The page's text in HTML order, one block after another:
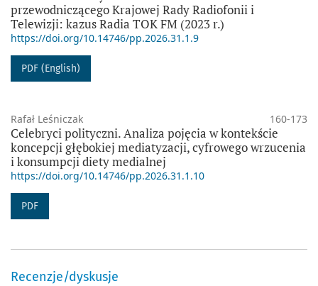
przewodniczącego Krajowej Rady Radiofonii i
Telewizji: kazus Radia TOK FM (2023 r.)
https://doi.org/10.14746/pp.2026.31.1.9
PDF (English)
Rafał Leśniczak 160-173
Celebryci polityczni. Analiza pojęcia w kontekście
koncepcji głębokiej mediatyzacji, cyfrowego wrzucenia
i konsumpcji diety medialnej
https://doi.org/10.14746/pp.2026.31.1.10
PDF
Recenzje/dyskusje